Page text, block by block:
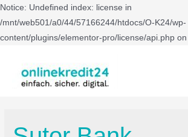
Notice: Undefined index: license in
/mnt/web501/a0/44/57166244/htdocs/O-K24/wp-
content/plugins/elementor-pro/license/api.php